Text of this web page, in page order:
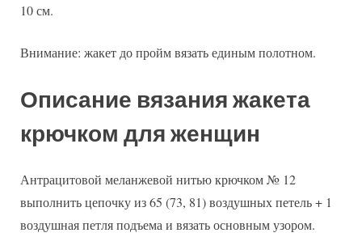
10 см.
Внимание: жакет до пройм вязать единым полотном.
Описание вязания жакета
крючком для женщин
Антрацитовой меланжевой нитью крючком № 12
выполнить цепочку из 65 (73, 81) воздушных петель + 1
воздушная петля подъема и вязать основным узором.